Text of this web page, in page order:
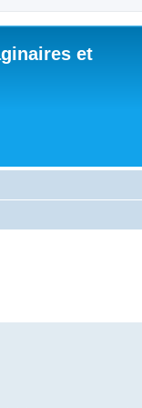
et